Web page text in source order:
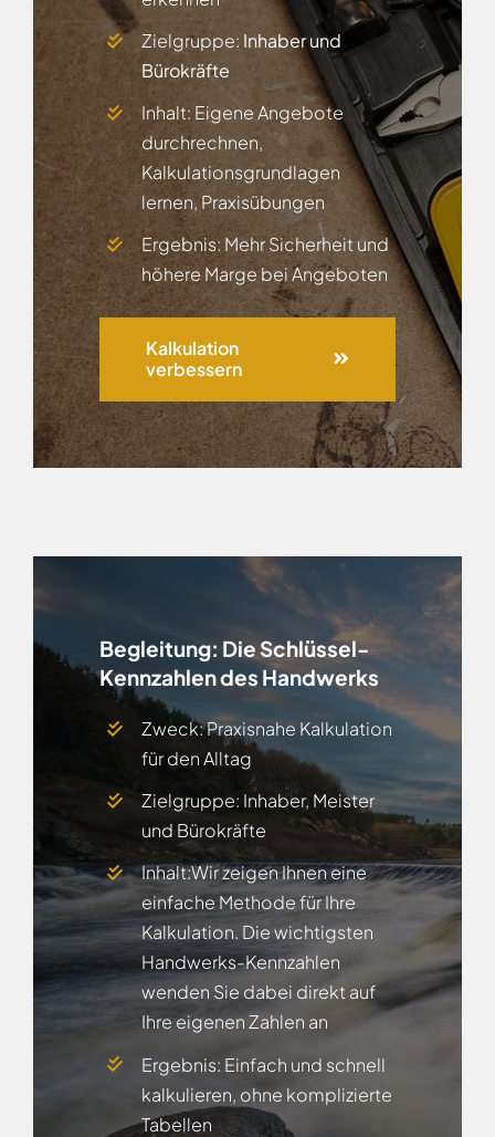
Zielgruppe: Inhaber und
Bürokräfte
Inhalt: Eigene Angebote
durchrechnen,
Kalkulationsgrundlagen
lernen, Praxisübungen
Ergebnis: Mehr Sicherheit und
höhere Marge bei Angeboten
Kalkulation
verbessern
Begleitung: Die Schlüssel-
Kennzahlen des Handwerks
Zweck: Praxisnahe Kalkulation
für den Alltag
Zielgruppe: Inhaber, Meister
und Bürokräfte
Inhalt:Wir zeigen Ihnen eine
einfache Methode für Ihre
Kalkulation. Die wichtigsten
Handwerks-Kennzahlen
wenden Sie dabei direkt auf
Ihre eigenen Zahlen an
Ergebnis: Einfach und schnell
kalkulieren, ohne komplizierte
Tabellen